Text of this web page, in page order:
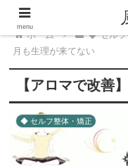
ホーム ◆ セルフ
月も生理が来てない
【アロマで改善
◆ セルフ整体・矯正
menu